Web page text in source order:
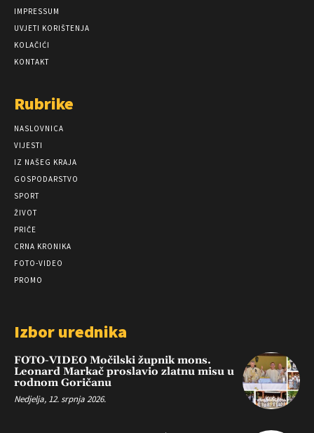
IMPRESSUM
UVJETI KORIŠTENJA
KOLAČIĆI
KONTAKT
Rubrike
NASLOVNICA
VIJESTI
IZ NAŠEG KRAJA
GOSPODARSTVO
SPORT
ŽIVOT
PRIČE
CRNA KRONIKA
FOTO-VIDEO
PROMO
Izbor urednika
FOTO-VIDEO Močilski župnik mons.
Leonard Markač proslavio zlatnu misu u
rodnom Goričanu
Nedjelja, 12. srpnja 2026.